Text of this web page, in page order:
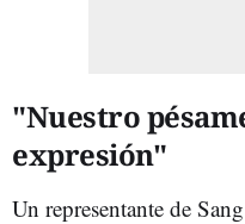
"Nuestro
expresión"
Un representante de